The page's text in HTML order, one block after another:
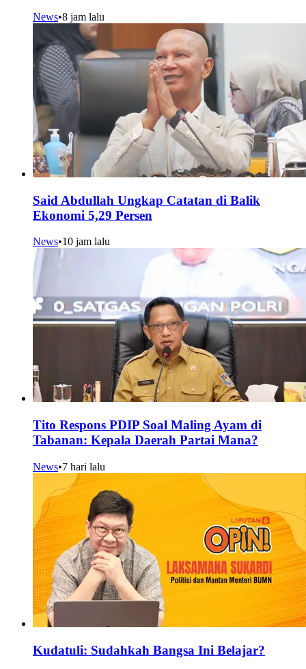
News•8 jam lalu
Said Abdullah Ungkap Catatan di Balik
Ekonomi 5,29 Persen
News•10 jam lalu
Tito Respons PDIP Soal Maling Ayam di
Tabanan: Kepala Daerah Partai Mana?
News•7 hari lalu
Kudatuli: Sudahkah Bangsa Ini Belajar?